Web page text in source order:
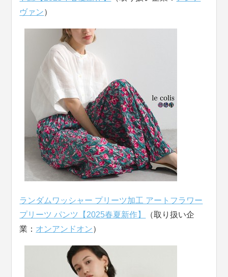
ヴァン）
ランダムワッシャー プリーツ加工 アートフラワー
プリーツ パンツ【2025春夏新作】
（取り扱い企
業： オンアンドオン）